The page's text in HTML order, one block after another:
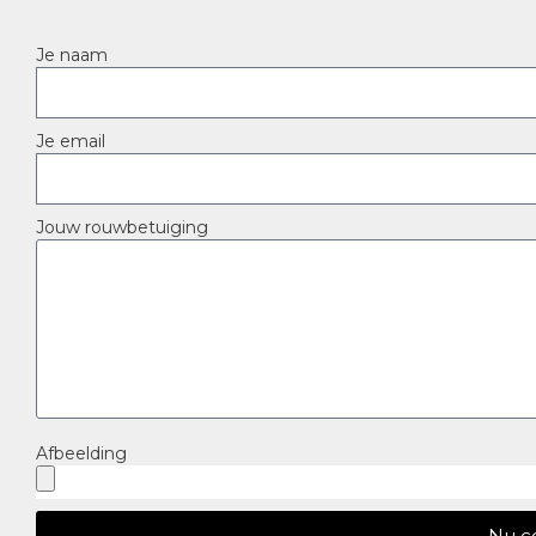
Je naam
Je email
Jouw rouwbetuiging
Afbeelding